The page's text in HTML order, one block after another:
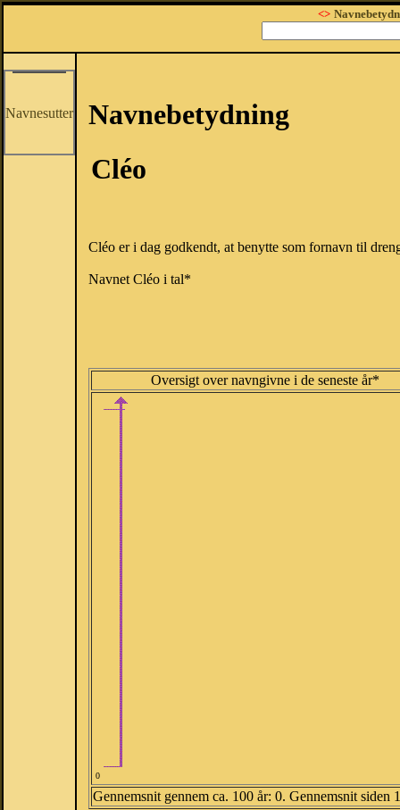
<>
Navnesutter
Navnebetydning
Cléo
Cléo er i dag godkendt, at benytte som fornavn til
Navnet Cléo i tal*
Oversigt over navngivne i de seneste år*
0
Gennemsnit gennem ca. 100 år: 0. Gennemsnit siden